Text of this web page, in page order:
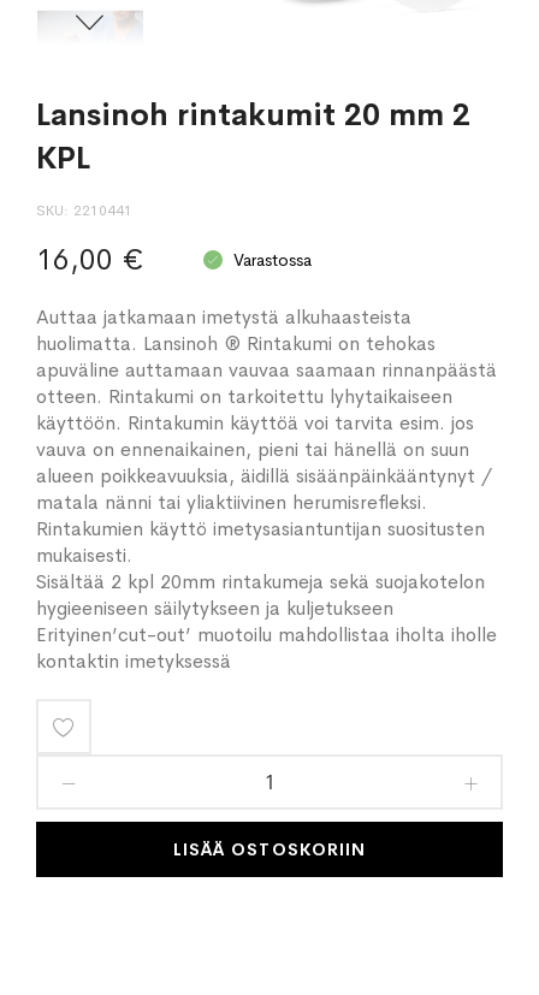
Lansinoh rintakumit 20 mm 2
KPL
SKU 2210441
16,00 € Varastossa
Auttaa jatkamaan imetystä alkuhaasteista
huolimatta. Lansinoh ® Rintakumi on tehokas
apuväline auttamaan vauvaa saamaan rinnanpäästä
otteen. Rintakumi on tarkoitettu lyhytaikaiseen
käyttöön. Rintakumin käyttöä voi tarvita esim. jos
vauva on ennenaikainen, pieni tai hänellä on suun
alueen poikkeavuuksia, äidillä sisäänpäinkääntynyt /
matala nänni tai yliaktiivinen herumisrefleksi.
Rintakumien käyttö imetysasiantuntijan suositusten
mukaisesti.
Sisältää 2 kpl 20mm rintakumeja sekä suojakotelon
hygieeniseen säilytykseen ja kuljetukseen
Erityinen’cut-out’ muotoilu mahdollistaa iholta iholle
kontaktin imetyksessä
toivelistaan
LISÄÄ OSTOSKORIIN